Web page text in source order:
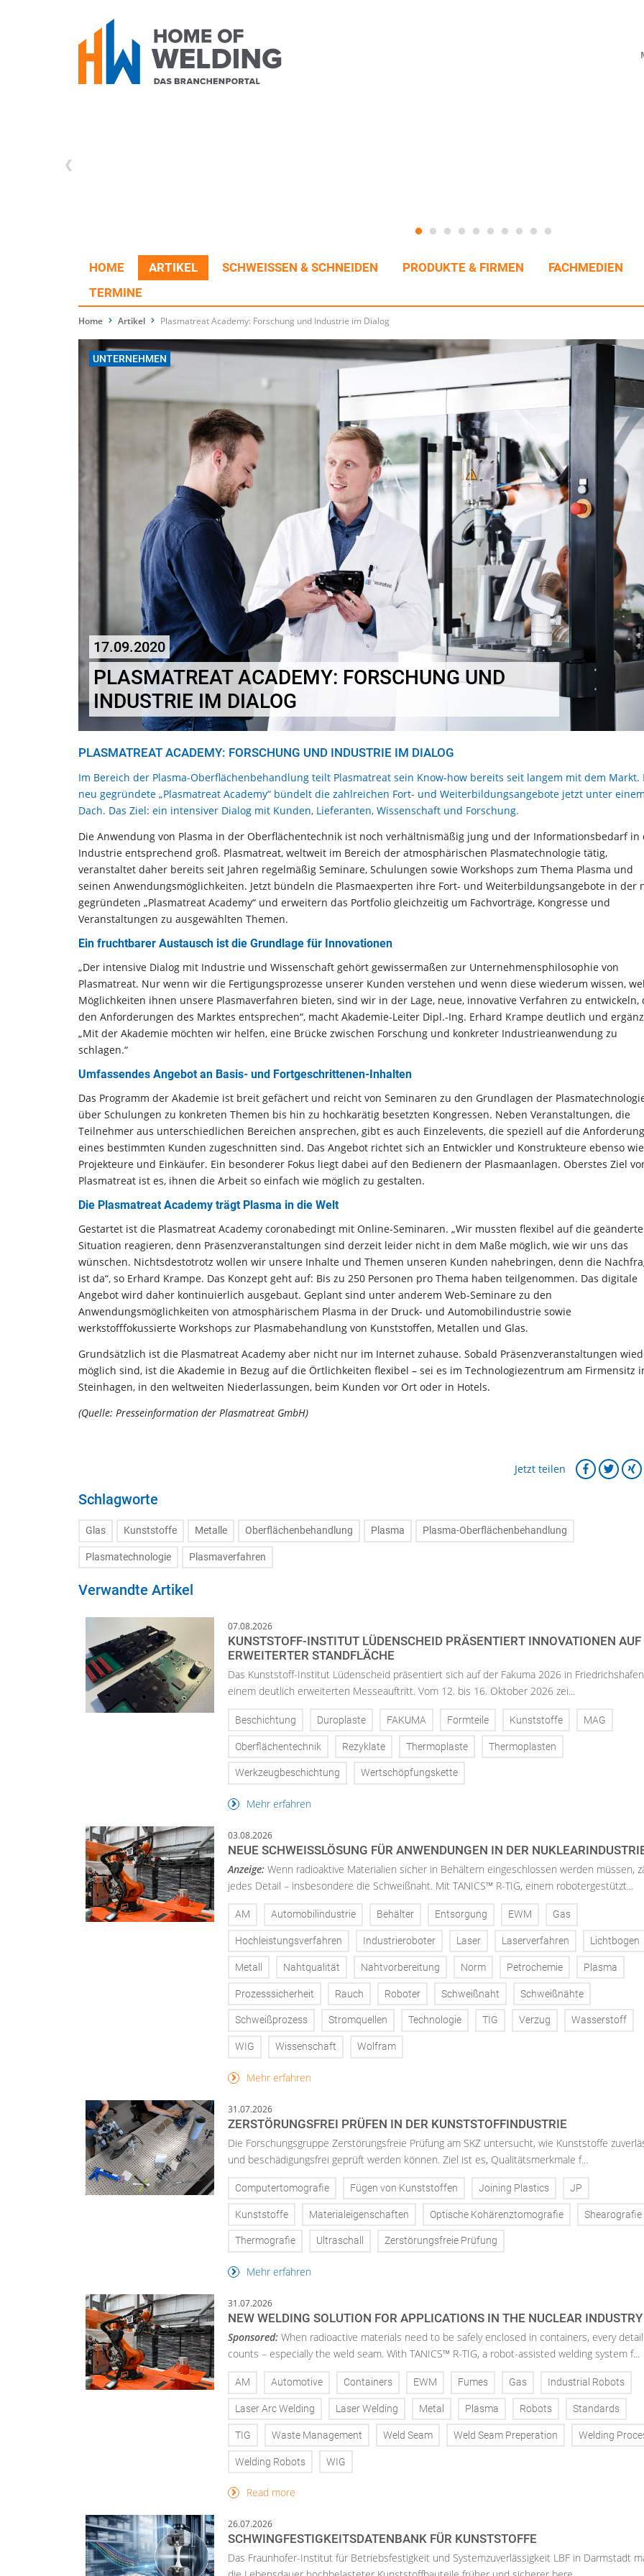
HOME ARTIKEL SCHWEISSEN & SCHNEIDEN PRODUKTE & FIRMEN
FACHMEDIEN
TERMINE
Home Artikel Plasmatreat Academy: Forschung und Industrie im Dialog
UNTERNEHMEN
17.09.2020
PLASMATREAT ACADEMY: FORSCHUNG UND
INDUSTRIE IM DIALOG
PLASMATREAT ACADEMY: FORSCHUNG UND INDUSTRIE IM DIALOG
Im Bereich der Plasma-Oberflächenbehandlung teilt Plasmatreat sein Know-how bereits seit langem mit dem Markt.
neu gegründete „Plasmatreat Academy“ bündelt die zahlreichen Fort- und Weiterbildungsangebote jetzt unter
Dach. Das Ziel: ein intensiver Dialog mit Kunden, Lieferanten, Wissenschaft und Forschung.
Die Anwendung von Plasma in der Oberflächentechnik ist noch verhältnismäßig jung und der Informationsbedarf in
Industrie entsprechend groß. Plasmatreat, weltweit im Bereich der atmosphärischen Plasmatechnologie tätig,
veranstaltet daher bereits seit Jahren regelmäßig Seminare, Schulungen sowie Workshops zum Thema Plasma und
seinen Anwendungsmöglichkeiten. Jetzt bündeln die Plasmaexperten ihre Fort- und Weiterbildungsangebote in der
gegründeten „Plasmatreat Academy“ und erweitern das Portfolio gleichzeitig um Fachvorträge, Kongresse und
Veranstaltungen zu ausgewählten Themen.
Ein fruchtbarer Austausch ist die Grundlage für Innovationen
„Der intensive Dialog mit Industrie und Wissenschaft gehört gewissermaßen zur Unternehmensphilosophie von
Plasmatreat. Nur wenn wir die Fertigungsprozesse unserer Kunden verstehen und wenn diese wiederum wissen,
Möglichkeiten ihnen unsere Plasmaverfahren bieten, sind wir in der Lage, neue, innovative Verfahren zu entwickeln,
den Anforderungen des Marktes entsprechen“, macht Akademie-Leiter Dipl.-Ing. Erhard Krampe deutlich und
„Mit der Akademie möchten wir helfen, eine Brücke zwischen Forschung und konkreter Industrieanwendung zu
schlagen.“
Umfassendes Angebot an Basis- und Fortgeschrittenen-Inhalten
Das Programm der Akademie ist breit gefächert und reicht von Seminaren zu den Grundlagen der
über Schulungen zu konkreten Themen bis hin zu hochkarätig besetzten Kongressen. Neben Veranstaltungen, die
Teilnehmer aus unterschiedlichen Bereichen ansprechen, gibt es auch Einzelevents, die speziell auf die
eines bestimmten Kunden zugeschnitten sind. Das Angebot richtet sich an Entwickler und Konstrukteure ebenso
Projekteure und Einkäufer. Ein besonderer Fokus liegt dabei auf den Bedienern der Plasmaanlagen. Oberstes Ziel
Plasmatreat ist es, ihnen die Arbeit so einfach wie möglich zu gestalten.
Die Plasmatreat Academy trägt Plasma in die Welt
Gestartet ist die Plasmatreat Academy coronabedingt mit Online-Seminaren. „Wir mussten flexibel auf die geänderte
Situation reagieren, denn Präsenzveranstaltungen sind derzeit leider nicht in dem Maße möglich, wie wir uns das
wünschen. Nichtsdestotrotz wollen wir unsere Inhalte und Themen unseren Kunden nahebringen, denn die
ist da“, so Erhard Krampe. Das Konzept geht auf: Bis zu 250 Personen pro Thema haben teilgenommen. Das digitale
Angebot wird daher kontinuierlich ausgebaut. Geplant sind unter anderem Web-Seminare zu den
Anwendungsmöglichkeiten von atmosphärischem Plasma in der Druck- und Automobilindustrie sowie
werkstofffokussierte Workshops zur Plasmabehandlung von Kunststoffen, Metallen und Glas.
Grundsätzlich ist die Plasmatreat Academy aber nicht nur im Internet zuhause. Sobald Präsenzveranstaltungen
möglich sind, ist die Akademie in Bezug auf die Örtlichkeiten flexibel – sei es im Technologiezentrum am Firmensitz
Steinhagen, in den weltweiten Niederlassungen, beim Kunden vor Ort oder in Hotels.
(Quelle: Presseinformation der Plasmatreat GmbH)
Jetzt teilen
Schlagworte
Glas Kunststoffe Metalle Oberflächenbehandlung Plasma Plasma-Oberflächenbehandlung
Plasmatechnologie Plasmaverfahren
Verwandte Artikel
07.08.2026
KUNSTSTOFF-INSTITUT LÜDENSCHEID PRÄSENTIERT INNOVATIONEN AUF
ERWEITERTER STANDFLÄCHE
Das Kunststoff-Institut Lüdenscheid präsentiert sich auf der Fakuma 2026 in
einem deutlich erweiterten Messeauftritt. Vom 12. bis 16. Oktober 2026 zei...
Beschichtung Duroplaste FAKUMA Formteile Kunststoffe MAG
Oberflächentechnik Rezyklate Thermoplaste Thermoplasten
Werkzeugbeschichtung Wertschöpfungskette
Mehr erfahren
03.08.2026
NEUE SCHWEISSLÖSUNG FÜR ANWENDUNGEN IN DER NUKLEARINDUSTRIE
Anzeige: Wenn radioaktive Materialien sicher in Behältern eingeschlossen werden müssen,
jedes Detail – insbesondere die Schweißnaht. Mit TANICS™ R-TIG, einem robotergestützt...
AM Automobilindustrie Behälter Entsorgung EWM Gas
Hochleistungsverfahren Industrieroboter Laser Laserverfahren Lichtbogen
Metall Nahtqualität Nahtvorbereitung Norm Petrochemie Plasma
Prozesssicherheit Rauch Roboter Schweißnaht Schweißnähte
Schweißprozess Stromquellen Technologie TIG Verzug Wasserstoff
WIG Wissenschaft Wolfram
Mehr erfahren
31.07.2026
ZERSTÖRUNGSFREI PRÜFEN IN DER KUNSTSTOFFINDUSTRIE
Die Forschungsgruppe Zerstörungsfreie Prüfung am SKZ untersucht, wie Kunststoffe
und beschädigungsfrei geprüft werden können. Ziel ist es, Qualitätsmerkmale f...
Computertomografie Fügen von Kunststoffen Joining Plastics JP
Kunststoffe Materialeigenschaften Optische Kohärenztomografie Shearografie
Thermografie Ultraschall Zerstörungsfreie Prüfung
Mehr erfahren
31.07.2026
NEW WELDING SOLUTION FOR APPLICATIONS IN THE NUCLEAR INDUSTRY
Sponsored: When radioactive materials need to be safely enclosed in containers, every detail
counts – especially the weld seam. With TANICS™ R-TIG, a robot-assisted welding system f...
AM Automotive Containers EWM Fumes Gas Industrial Robots
Laser Arc Welding Laser Welding Metal Plasma Robots Standards
TIG Waste Management Weld Seam Weld Seam Preperation Welding
Welding Robots WIG
Read more
26.07.2026
SCHWINGFESTIGKEITSDATENBANK FÜR KUNSTSTOFFE
Das Fraunhofer-Institut für Betriebsfestigkeit und Systemzuverlässigkeit LBF in Darmstadt